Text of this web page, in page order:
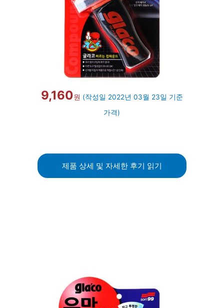
9,160원 (작성일 2022년 03월 23일 기준
가격)
제품 상세 및 자세한 후기 읽기